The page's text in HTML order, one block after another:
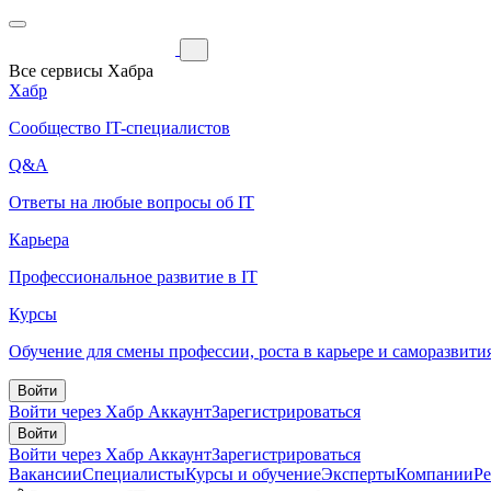
Все сервисы Хабра
Хабр
Сообщество IT-специалистов
Q&A
Ответы на любые вопросы об IT
Карьера
Профессиональное развитие в IT
Курсы
Обучение для смены профессии, роста в карьере и
Войти
Войти через Хабр АккаунтЗарегистрироваться
Войти
Войти через Хабр АккаунтЗарегистрироваться
ВакансииСпециалистыКурсы и обучениеЭкспертыКомпании